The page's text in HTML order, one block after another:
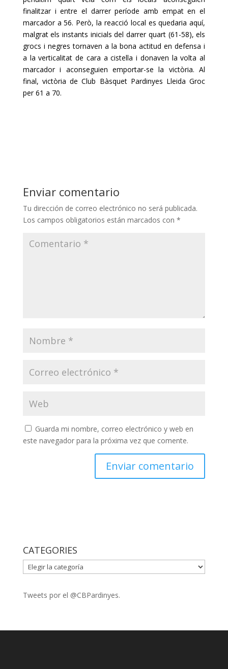
finalitzar i entre el darrer període amb empat en el
marcador a 56. Però, la reacció local es quedaria aquí,
malgrat els instants inicials del darrer quart (61-58), els
grocs i negres tornaven a la bona actitud en defensa i
a la verticalitat de cara a cistella i donaven la volta al
marcador i aconseguien emportar-se la victòria. Al
final, victòria de Club Bàsquet Pardinyes Lleida Groc
per 61 a 70.
Enviar comentario
Tu dirección de correo electrónico no será publicada.
Los campos obligatorios están marcados con *
Guarda mi nombre, correo electrónico y web en
este navegador para la próxima vez que comente.
CATEGORIES
CATEGORIES
Tweets por el @CBPardinyes.